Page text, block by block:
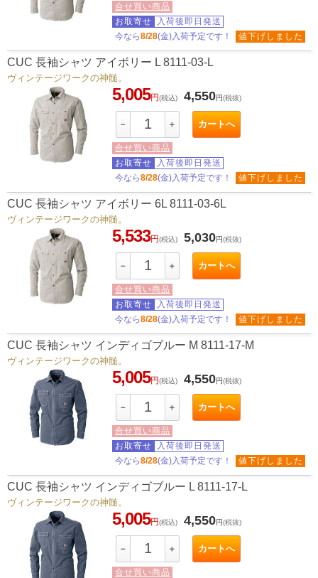
合せ買い商品
お取寄せ
入荷後即日発送
今なら8/28(金)入荷予定です！ 値下げしました
CUC 長袖シャツ アイボリー L 8111-03-L
ヴィンテージワークの神髄。
5,005円(税込) 4,550円(税抜)
－ ＋ カートへ
合せ買い商品
お取寄せ
入荷後即日発送
今なら8/28(金)入荷予定です！ 値下げしました
CUC 長袖シャツ アイボリー 6L 8111-03-6L
ヴィンテージワークの神髄。
5,533円(税込) 5,030円(税抜)
－ ＋ カートへ
合せ買い商品
お取寄せ
入荷後即日発送
今なら8/28(金)入荷予定です！ 値下げしました
CUC 長袖シャツ インディゴブルー M 8111-17-M
ヴィンテージワークの神髄。
5,005円(税込) 4,550円(税抜)
－ ＋ カートへ
合せ買い商品
お取寄せ
入荷後即日発送
今なら8/28(金)入荷予定です！ 値下げしました
CUC 長袖シャツ インディゴブルー L 8111-17-L
ヴィンテージワークの神髄。
5,005円(税込) 4,550円(税抜)
－ ＋ カートへ
合せ買い商品